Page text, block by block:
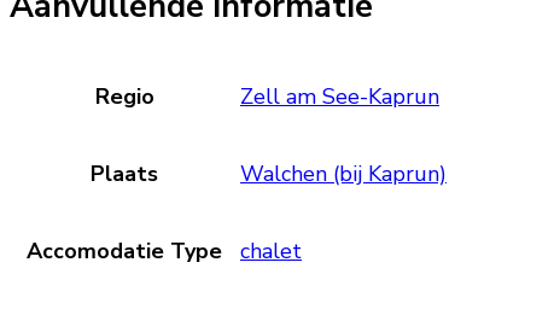
Regio Zell am See-Kaprun
Plaats Walchen (bij Kaprun)
Accomodatie Type chalet